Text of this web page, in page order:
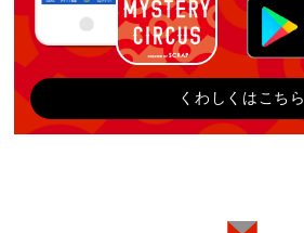
くわしくはこちら